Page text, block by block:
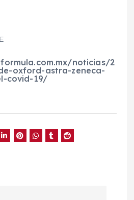
noticias/2
oxford-astra-zeneca-
covid-19/